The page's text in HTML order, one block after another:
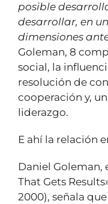
posible
desarrollar, en
dimensiones
Goleman, 8
social, la
resolución de
cooperación y,
liderazgo.
E ahí la relación
Daniel Goleman,
That Gets
2000), señala